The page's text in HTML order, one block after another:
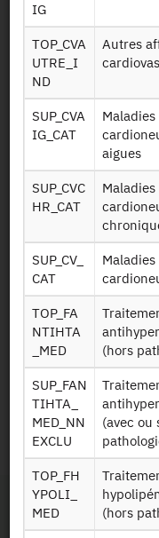
Disp med f
dm2300
Disp med f
dm3170
Valo had sseq
2016 f
IG
TOP_CVA
UTRE_I
ND
Autres affections
SUP_CVA
IG_CAT
Maladies
aigues
SUP_CVC
HR_CAT
Maladies
SUP_CV_
CAT
Maladies
TOP_FA
NTIHTA
_MED
Traitements
(hors
SUP_FAN
TIHTA_
MED_NN
EXCLU
Traitements
(avec ou
TOP_FH
YPOLI_
MED
Traitements
(hors
Identifiant
RPS_2016 : https://